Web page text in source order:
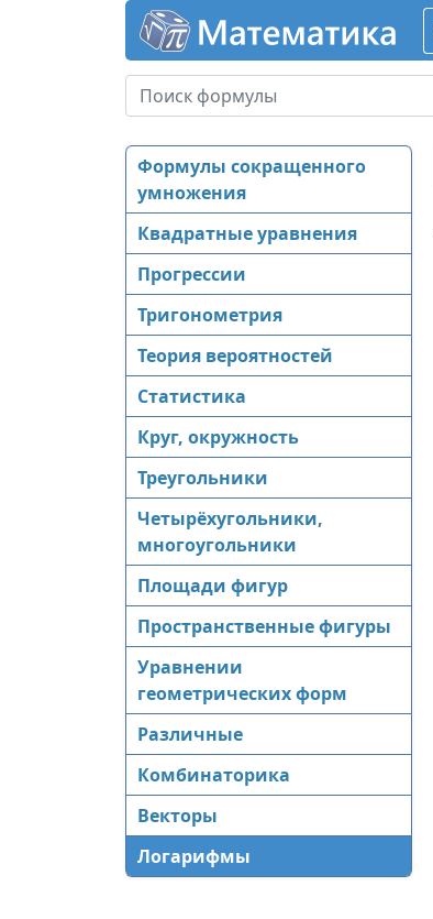
Формулы сокращенного
умножения
Квадратные уравнения
Прогрессии
Тригонометрия
Теория вероятностей
Статистика
Круг, окружность
Треугольники
Четырёхугольники,
многоугольники
Площади фигур
Пространственные фигуры
Уравнении
геометрических форм
Различные
Комбинаторика
Векторы
Логарифмы